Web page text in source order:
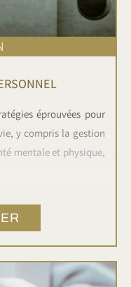
éprouvées pour
y compris la gestion
mentale et physique,
exercices réfléchis, et
les obstacles, et à